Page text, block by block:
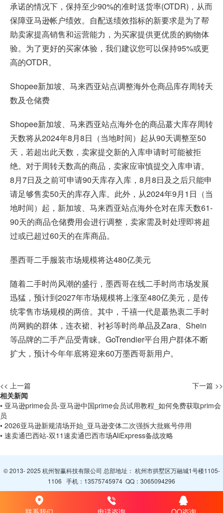
承诺的情况下，保持至少90%的准时送货率(OTDR)，从而
保障亚马逊帐户绩效。自配送绩效指标的新要求是为了帮
助卖家提高销售和运营能力，为买家提供更优质的购物体
验。为了更好的买家体验，我们建议您可以保持95%或更
高的OTDR。
Shopee新加坡、马来西亚站点调整海外仓商品库存周转天
数及仓储费
Shopee新加坡、马来西亚站点海外仓的商品蕞大库存周转
天数将从2024年8月8日（当地时间）起从90天调整至50
天，若超出此天数，卖家提交新的入库申请时可能被拒
绝。对于周转天数高的商品，卖家应审慎提交入库申请。
8月7日及之前可申请90天库存入库，8月8日及之后只能申
请足够售卖50天的库存入库。此外，从2024年9月1日（当
地时间）起，新加坡、马来西亚站点海外仓对在库天数61-
90天的商品仓储费用会进行调整，卖家需及时处理即将超
过或已超过60天的在库商品。
墨西哥二手服装市场规模将达480亿美元
随着二手时尚风潮的盛行，墨西哥在线二手时尚市场发展
迅猛，预计到2027年市场规模将上涨至480亿美元，是传
统零售市场规模的两倍。其中，千禧一代是蕞热衷二手时
尚网购的群体，连衣裙、衬衫等时尚单品及Zara、Shein
等品牌的二手产品受青睐。GoTrendier平台用户群体不断
扩大，预计今年年底将迎来60万墨西哥新用户。
<< 上一篇
下一篇 >>
相关新闻
• 亚马逊prime会员-亚马逊中国prime会员试用教程_如何免费获取prim会
员
• 2026亚马逊新规清场开始_亚马逊变体二次强拆大批账号停用
• 速卖通巴西站-双11速卖通巴西市场AliExpress备战攻略
© 2013- 2025 杭州智赢科技有限公司 总部地址： 杭州市拱墅区万融城1号楼1105-
1106 手机： 13575745974 QQ： 3065094296